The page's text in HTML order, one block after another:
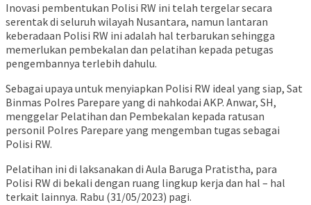
Inovasi pembentukan Polisi RW ini telah tergelar secara
serentak di seluruh wilayah Nusantara, namun lantaran
keberadaan Polisi RW ini adalah hal terbarukan sehingga
memerlukan pembekalan dan pelatihan kepada petugas
pengembannya terlebih dahulu.
Sebagai upaya untuk menyiapkan Polisi RW ideal yang siap, Sat
Binmas Polres Parepare yang di nahkodai AKP. Anwar, SH,
menggelar Pelatihan dan Pembekalan kepada ratusan
personil Polres Parepare yang mengemban tugas sebagai
Polisi RW.
Pelatihan ini di laksanakan di Aula Baruga Pratistha, para
Polisi RW di bekali dengan ruang lingkup kerja dan hal – hal
terkait lainnya. Rabu (31/05/2023) pagi.